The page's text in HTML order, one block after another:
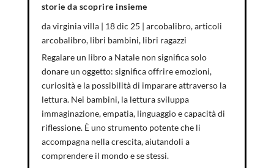
storie da scoprire insieme
davirginia villa| 18 dic 25 | arcobalibro,articoli
arcobalibro, libri bambini, libri ragazzi
Regalare un libro a Natale non significa solo
donare un oggetto: significa offrire emozioni,
curiosità e la possibilità di imparare attraverso la
lettura. Nei bambini, la lettura sviluppa
immaginazione, empatia, linguaggio e capacità di
riflessione. È uno strumento potente che li
accompagna nella crescita, aiutandoli a
comprendere il mondo e se stessi.